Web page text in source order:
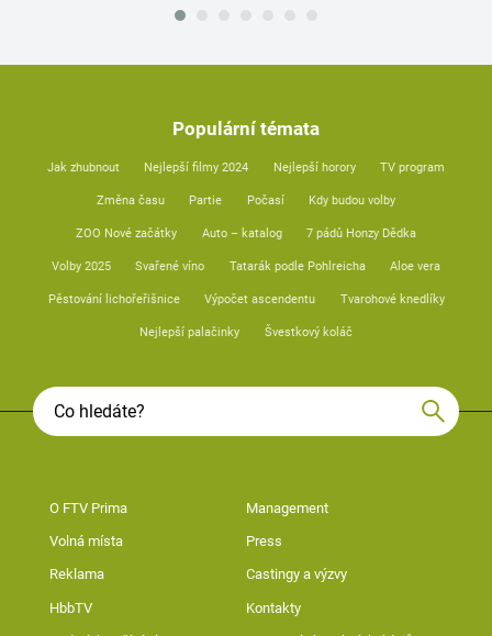
Populární témata
Jak zhubnout Nejlepší filmy 2024 Nejlepší horory TV program
Změna času Partie Počasí Kdy budou volby
ZOO Nové začátky Auto – katalog 7 pádů Honzy Dědka
Volby 2025 Svařené víno Tatarák podle Pohlreicha Aloe vera
Pěstování lichořeřišnice Výpočet ascendentu Tvarohové knedlíky
Nejlepší palačinky Švestkový koláč
O FTV Prima Management
Volná místa Press
Reklama Castingy a výzvy
HbbTV Kontakty